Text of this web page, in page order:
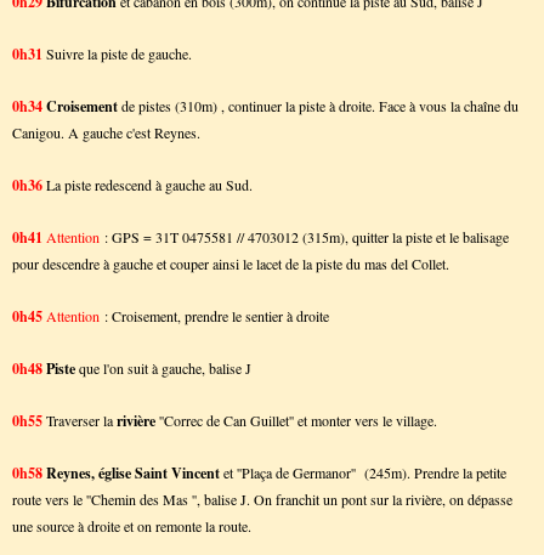
0h31 Suivre la piste de gauche.
0h34Croisementde pistes (310m) , continuer la piste à droite. Face à vous la chaîne du
Canigou. A gauche c'est Reynes.
0h36La piste redescend à gauche au Sud.
0h41 Attention : GPS = 31T 0475581 // 4703012 (315m), quitter la piste et le balisage
pour descendre à gauche et couper ainsi le lacet de la piste du mas del Collet.
0h45 Attention : Croisement, prendre le sentier à droite
0h48Pisteque l'on suit à gauche, balise J
0h55Traverser larivière''Correc de Can Guillet'' et monter vers le village.
0h58Reynes, église Saint Vincentet ''Plaça de Germanor'' (245m). Prendre la petite
route vers le ''Chemin des Mas '', balise J. On franchit un pont sur la rivière, on dépasse
une source à droite et on remonte la route.